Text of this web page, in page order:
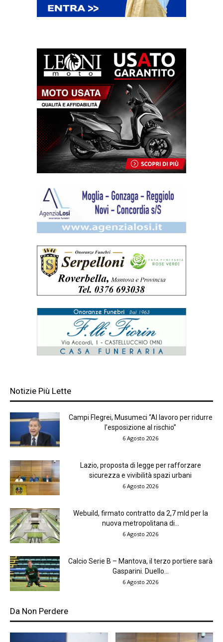
Notizie Più Lette
Campi Flegrei, Musumeci “Al lavoro per ridurre
l’esposizione al rischio”
6 Agosto 2026
Lazio, proposta di legge per rafforzare
sicurezza e vivibilità spazi urbani
6 Agosto 2026
Webuild, firmato contratto da 2,7 mld per la
nuova metropolitana di...
6 Agosto 2026
Calcio Serie B – Mantova, il terzo portiere sarà
Gasparini. Duello...
6 Agosto 2026
Da Non Perdere